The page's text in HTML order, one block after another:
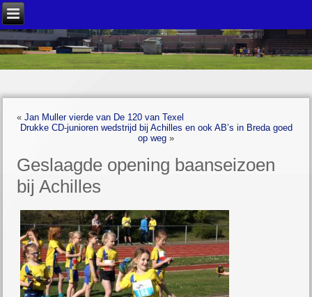
«Jan Muller vierde van De 120 van Texel
Drukke CD-junioren wedstrijd bij Achilles en ook AB’s in Breda goed
op weg »
Geslaagde opening baanseizoen
bij Achilles